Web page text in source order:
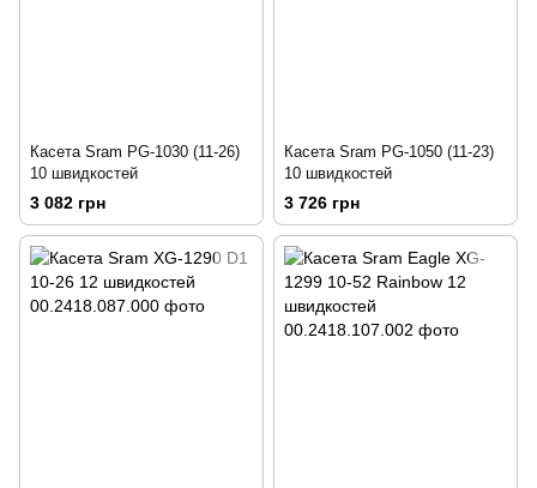
Касета Sram PG-1030 (11-26)
10 швидкостей
3 082 грн
Касета Sram PG-1050 (11-23)
10 швидкостей
3 726 грн